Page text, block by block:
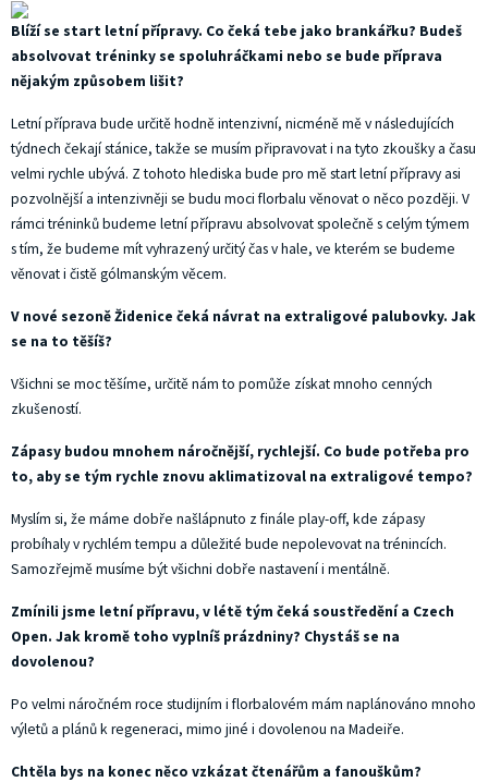
Blíží se start letní přípravy. Co čeká tebe jako brankářku? Budeš
absolvovat tréninky se spoluhráčkami nebo se bude příprava
nějakým způsobem lišit?
Letní příprava bude určitě hodně intenzivní, nicméně mě v následujících
týdnech čekají stánice, takže se musím připravovat i na tyto zkoušky a času
velmi rychle ubývá. Z tohoto hlediska bude pro mě start letní přípravy asi
pozvolnější a intenzivněji se budu moci florbalu věnovat o něco později. V
rámci tréninků budeme letní přípravu absolvovat společně s celým týmem
s tím, že budeme mít vyhrazený určitý čas v hale, ve kterém se budeme
věnovat i čistě gólmanským věcem.
V nové sezoně Židenice čeká návrat na extraligové palubovky. Jak
se na to těšíš?
Všichni se moc těšíme, určitě nám to pomůže získat mnoho cenných
zkušeností.
Zápasy budou mnohem náročnější, rychlejší. Co bude potřeba pro
to, aby se tým rychle znovu aklimatizoval na extraligové tempo?
Myslím si, že máme dobře našlápnuto z finále play-off, kde zápasy
probíhaly v rychlém tempu a důležité bude nepolevovat na trénincích.
Samozřejmě musíme být všichni dobře nastavení i mentálně.
Zmínili jsme letní přípravu, v létě tým čeká soustředění a Czech
Open. Jak kromě toho vyplníš prázdniny? Chystáš se na
dovolenou?
Po velmi náročném roce studijním i florbalovém mám naplánováno mnoho
výletů a plánů k regeneraci, mimo jiné i dovolenou na Madeiře.
Chtěla bys na konec něco vzkázat čtenářům a fanouškům?